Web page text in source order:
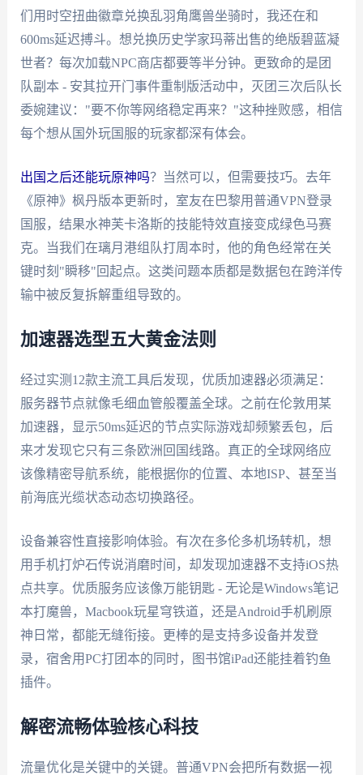
们用时空扭曲徽章兑换乱羽角鹰兽坐骑时，我还在和
600ms延迟搏斗。想兑换历史学家玛蒂出售的绝版碧蓝凝
世者？每次加载NPC商店都要等半分钟。更致命的是团
队副本 - 安其拉开门事件重制版活动中，灭团三次后队长
委婉建议："要不你等网络稳定再来？"这种挫败感，相信
每个想从国外玩国服的玩家都深有体会。
出国之后还能玩原神吗？当然可以，但需要技巧。去年
《原神》枫丹版本更新时，室友在巴黎用普通VPN登录
国服，结果水神芙卡洛斯的技能特效直接变成绿色马赛
克。当我们在璃月港组队打周本时，他的角色经常在关
键时刻"瞬移"回起点。这类问题本质都是数据包在跨洋传
输中被反复拆解重组导致的。
加速器选型五大黄金法则
经过实测12款主流工具后发现，优质加速器必须满足：
服务器节点就像毛细血管般覆盖全球。之前在伦敦用某
加速器，显示50ms延迟的节点实际游戏却频繁丢包，后
来才发现它只有三条欧洲回国线路。真正的全球网络应
该像精密导航系统，能根据你的位置、本地ISP、甚至当
前海底光缆状态动态切换路径。
设备兼容性直接影响体验。有次在多伦多机场转机，想
用手机打炉石传说消磨时间，却发现加速器不支持iOS热
点共享。优质服务应该像万能钥匙 - 无论是Windows笔记
本打魔兽，Macbook玩星穹铁道，还是Android手机刷原
神日常，都能无缝衔接。更棒的是支持多设备并发登
录，宿舍用PC打团本的同时，图书馆iPad还能挂着钓鱼
插件。
解密流畅体验核心科技
流量优化是关键中的关键。普通VPN会把所有数据一视